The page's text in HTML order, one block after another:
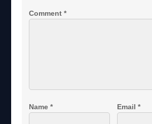
Comment*
Name* Email *